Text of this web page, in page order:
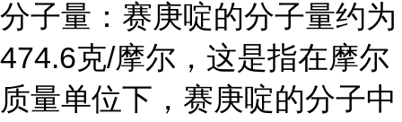
分子量：赛庚啶的分子量约为
474.6克/摩尔，这是指在摩尔
质量单位下，赛庚啶的分子中